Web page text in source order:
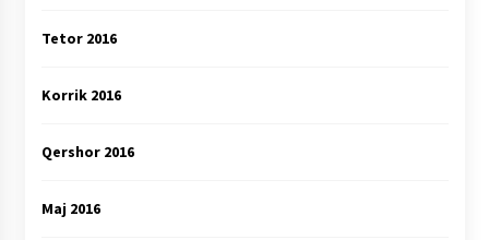
Tetor 2016
Korrik 2016
Qershor 2016
Maj 2016